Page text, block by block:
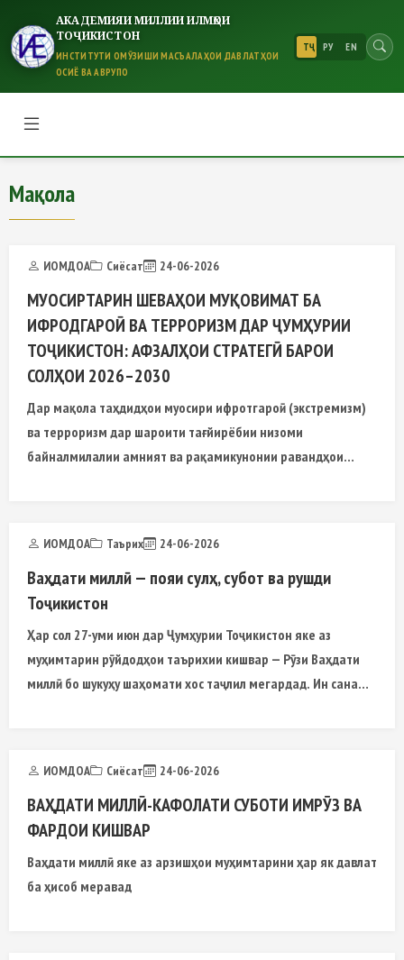
АКАДЕМИЯИ МИЛЛИИ ИЛМҲОИ
ТОҶИКИСТОН
ИНСТИТУТИ ОМӮЗИШИ МАСЪАЛАҲОИ ДАВЛАТҲОИ
ОСИЁ ВА АВРУПО
ТҶ РУ EN
Мақола
Мақола
ИОМДОА Сиёсат 24-06-2026
МУОСИРТАРИН ШЕВАҲОИ МУҚОВИМАТ БА
ИФРОДГАРОӢ ВА ТЕРРОРИЗМ ДАР ҶУМҲУРИИ
ТОҶИКИСТОН: АФЗАЛҲОИ СТРАТЕГӢ БАРОИ
СОЛҲОИ 2026–2030
Дар мақола таҳдидҳои муосири ифротгароӣ (экстремизм)
ва терроризм дар шароити тағйирёбии низоми
байналмилалии амният ва рақамикунонии равандҳои
ИОМДОА Таърих 24-06-2026
Ваҳдати миллӣ — пояи сулҳ, субот ва рушди
Тоҷикистон
Ҳар сол 27-уми июн дар Ҷумҳурии Тоҷикистон яке аз
муҳимтарин рӯйдодҳои таърихии кишвар — Рӯзи Ваҳдати
миллӣ бо шукуҳу шаҳомати хос таҷлил мегардад. Ин сана
ИОМДОА Сиёсат 24-06-2026
ВАҲДАТИ МИЛЛӢ-КАФОЛАТИ СУБОТИ ИМРӮЗ ВА
ФАРДОИ КИШВАР
Ваҳдати миллӣ яке аз арзишҳои муҳимтарини ҳар як давлат
ба ҳисоб меравад